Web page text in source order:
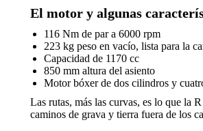
El motor y algunas
116 Nm de par a 6000 rpm
223 kg peso en vacío, lista para la
Capacidad de 1170 cc
850 mm altura del asiento
Motor bóxer de dos cilindros y
Las rutas, más las curvas, es lo que la
caminos de grava y tierra fuera de los